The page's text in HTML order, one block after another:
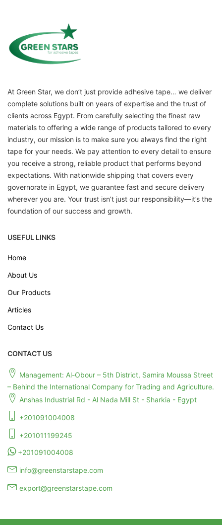
At Green Star, we don’t just provide adhesive tape… we deliver
complete solutions built on years of expertise and the trust of
clients across Egypt. From carefully selecting the finest raw
materials to offering a wide range of products tailored to every
industry, our mission is to make sure you always find the right
tape for your needs. We pay attention to every detail to ensure
you receive a strong, reliable product that performs beyond
expectations. With nationwide shipping that covers every
governorate in Egypt, we guarantee fast and secure delivery
wherever you are. Your trust isn’t just our responsibility—it’s the
foundation of our success and growth.
USEFUL LINKS
Home
About Us
Our Products
Articles
Contact Us
CONTACT US
Management: Al-Obour – 5th District, Samira Moussa Street
– Behind the International Company for Trading and Agriculture.
Anshas Industrial Rd - Al Nada Mill St - Sharkia - Egypt
+201091004008
+201011199245
+201091004008
info@greenstarstape.com
export@greenstarstape.com